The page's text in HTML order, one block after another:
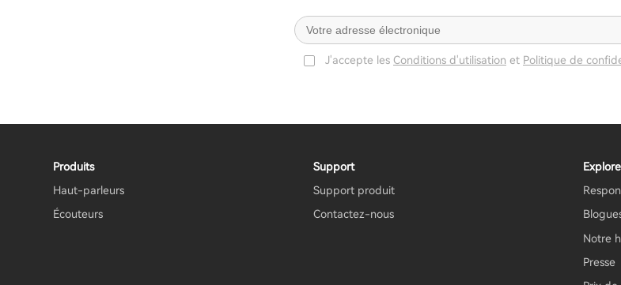
J'accepte les Conditions d'utilisation et Politique de
Produits
Haut-parleurs
Écouteurs
Support
Support produit
Contactez-nous
Notre
Presse